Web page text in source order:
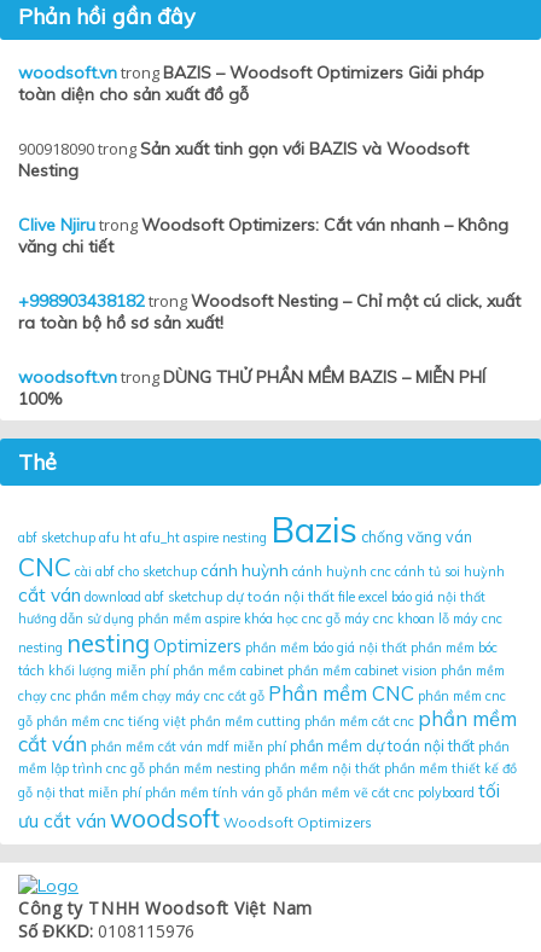
Phản hồi gần đây
woodsoft.vntrongBAZIS – Woodsoft Optimizers Giải pháp
toàn diện cho sản xuất đồ gỗ
900918090trongSản xuất tinh gọn với BAZIS và Woodsoft
Nesting
Clive NjirutrongWoodsoft Optimizers: Cắt ván nhanh – Không
văng chi tiết
+998903438182trongWoodsoft Nesting – Chỉ một cú click, xuất
ra toàn bộ hồ sơ sản xuất!
woodsoft.vntrongDÙNG THỬ PHẦN MỀM BAZIS – MIỄN PHÍ
100%
Thẻ
abf sketchup afu ht afu_ht aspire nesting Bazis chống văng ván
CNC cài abf cho sketchup cánh huỳnh cánh huỳnh cnc cánh tủ soi huỳnh
cắt ván download abf sketchup dự toán nội thất file excel báo giá nội thất
hướng dẫn sử dụng phần mềm aspire khóa học cnc gỗ máy cnc khoan lỗ máy cnc
nesting nesting Optimizers phần mềm báo giá nội thất phần mềm bóc
tách khối lượng miễn phí phần mềm cabinet phần mềm cabinet vision phần mềm
chạy cnc phần mềm chạy máy cnc cắt gỗ Phần mềm CNC phần mềm cnc
gỗ phần mềm cnc tiếng việt phần mềm cutting phần mềm cắt cnc phần mềm
cắt ván phần mềm cắt ván mdf miễn phí phần mềm dự toán nội thất phần
mềm lập trình cnc gỗ phần mềm nesting phần mềm nội thất phần mềm thiết kế đồ
gỗ nội that miễn phí phần mềm tính ván gỗ phần mềm vẽ cắt cnc polyboard tối
ưu cắt ván woodsoft Woodsoft Optimizers
Công ty TNHH Woodsoft Việt Nam
Số ĐKKD: 0108115976